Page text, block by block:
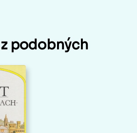
podobných